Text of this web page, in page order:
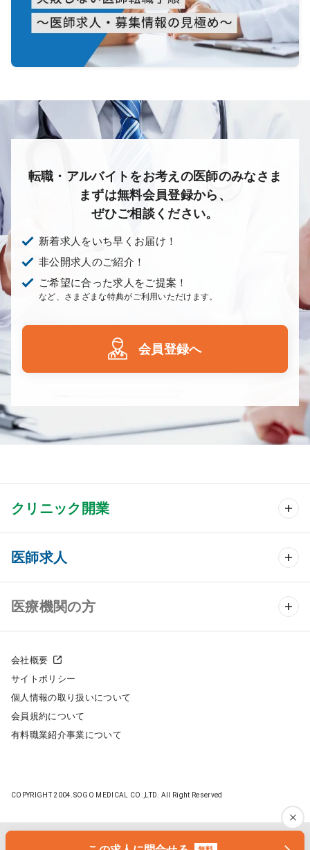
転職・アルバイトをお考えの医師のみなさま
まずは無料会員登録から、
ぜひご相談ください。
新着求人をいち早くお届け！
非公開求人のご紹介！
ご希望に合った求人をご提案！
など、さまざまな特典がご利用いただけます。
会員登録へ
クリニック開業
クリニック開業 TOP
クリニック物件検索
クリニックの開業スタイル
クリニック開業までの流れ
開業支援事例
医院開業セミナー
医師求人
医師求人 TOP
常勤求人検索
スポット求人検索
転職ノウハウ
医療機関の方
採用をお考えの医療機関の方
会社概要
サイトポリシー
個人情報の取り扱いについて
会員規約について
有料職業紹介事業について
COPYRIGHT 2004.SOGO MEDICAL CO.,LTD. All Right Reserved